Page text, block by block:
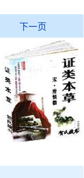
下一页